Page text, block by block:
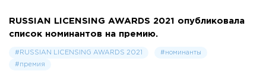
RUSSIAN LICENSING AWARDS 2021 опубликовала
список номинантов на премию.
#RUSSIAN LICENSING AWARDS 2021
#номинанты
#премия